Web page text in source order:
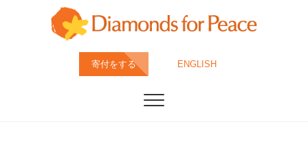
ダイヤモンド・フ
ォー・ピース
特定非営利活動法人ダイヤモンド・フォー・ピース
は、すべてのダイヤモンドが人道・環境配慮の上、採
掘・カット・製造されることが当たり前の社会を目指
寄付をする ENGLISH